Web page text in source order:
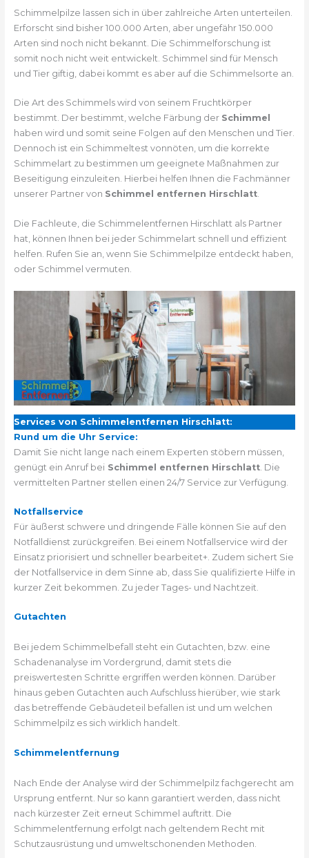
Schimmelpilze lassen sich in über zahlreiche Arten unterteilen.
Erforscht sind bisher 100.000 Arten, aber ungefähr 150.000
Arten sind noch nicht bekannt. Die Schimmelforschung ist
somit noch nicht weit entwickelt. Schimmel sind für Mensch
und Tier giftig, dabei kommt es aber auf die Schimmelsorte an.
Die Art des Schimmels wird von seinem Fruchtkörper
bestimmt. Der bestimmt, welche Färbung der Schimmel
haben wird und somit seine Folgen auf den Menschen und Tier.
Dennoch ist ein Schimmeltest vonnöten, um die korrekte
Schimmelart zu bestimmen um geeignete Maßnahmen zur
Beseitigung einzuleiten. Hierbei helfen Ihnen die Fachmänner
unserer Partner von Schimmel entfernen Hirschlatt.
Die Fachleute, die Schimmelentfernen Hirschlatt als Partner
hat, können Ihnen bei jeder Schimmelart schnell und effizient
helfen. Rufen Sie an, wenn Sie Schimmelpilze entdeckt haben,
oder Schimmel vermuten.
Services von Schimmelentfernen Hirschlatt:
Rund um die Uhr Service:
Damit Sie nicht lange nach einem Experten stöbern müssen,
genügt ein Anruf bei Schimmel entfernen Hirschlatt. Die
vermittelten Partner stellen einen 24/7 Service zur Verfügung.
Notfallservice
Für äußerst schwere und dringende Fälle können Sie auf den
Notfalldienst zurückgreifen. Bei einem Notfallservice wird der
Einsatz priorisiert und schneller bearbeitet+. Zudem sichert Sie
der Notfallservice in dem Sinne ab, dass Sie qualifizierte Hilfe in
kurzer Zeit bekommen. Zu jeder Tages- und Nachtzeit.
Gutachten
Bei jedem Schimmelbefall steht ein Gutachten, bzw. eine
Schadenanalyse im Vordergrund, damit stets die
preiswertesten Schritte ergriffen werden können. Darüber
hinaus geben Gutachten auch Aufschluss hierüber, wie stark
das betreffende Gebäudeteil befallen ist und um welchen
Schimmelpilz es sich wirklich handelt.
Schimmelentfernung
Nach Ende der Analyse wird der Schimmelpilz fachgerecht am
Ursprung entfernt. Nur so kann garantiert werden, dass nicht
nach kürzester Zeit erneut Schimmel auftritt. Die
Schimmelentfernung erfolgt nach geltendem Recht mit
Schutzausrüstung und umweltschonenden Methoden.